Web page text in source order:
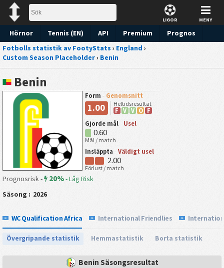
LIGOR MENY
Hörnor Tennis (EN) API Premium
Prognos
Fotbolls statistik av FootyStats › England ›
Custom Season Placeholder› Benin
Benin
Form - Genomsnitt
1.00
Heltidsresultat
F
V V O
F
Gjorde mål - Usel
0.60
Mål / match
Insläppta - Väldigt usel
2.00
Förlust / match
Prognosrisk - 20%-Låg Risk
Säsong : 2026
WC Qualification Africa International Friendlies
Övergripande statistik Hemmastatistik Borta statistik
Benin Säsongsresultat